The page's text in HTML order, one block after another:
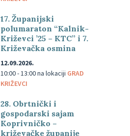
17. Županijski
polumaraton “Kalnik-
Križevci ’25 – KTC” i 7.
Križevačka osmina
12.09.2026.
10:00 - 13:00na lokaciji GRAD
KRIŽEVCI
28. Obrtnički i
gospodarski sajam
Koprivničko –
križevačke županije